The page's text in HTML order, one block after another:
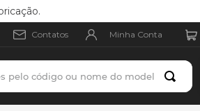
Contatos Minha Conta
pelo código ou nome do modelo